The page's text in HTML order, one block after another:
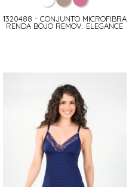
1320488 - CONJUNTO MICROFIBRA
RENDA BOJO REMOV. ELEGANCE